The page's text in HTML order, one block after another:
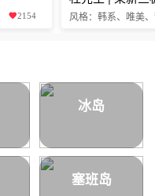
2154 风格：韩系、唯美
冰岛
塞班岛